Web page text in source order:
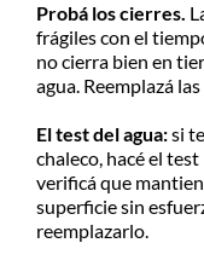
Probá los cierres.
frágiles con el
no cierra bien en
agua. Reemplazá
El test del agua:si
chaleco, hacé el
verificá que
superficie sin
reemplazarlo.